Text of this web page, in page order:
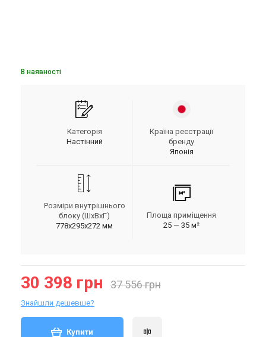
В наявності
Категорія
Настінний
Країна реєстрації
бренду
Японія
Розміри внутрішнього
блоку (ШxВxГ)
778x295x272 мм
Площа приміщення
25 — 35 м²
30 398 грн 37 556 грн
Знайшли дешевше?
Купити